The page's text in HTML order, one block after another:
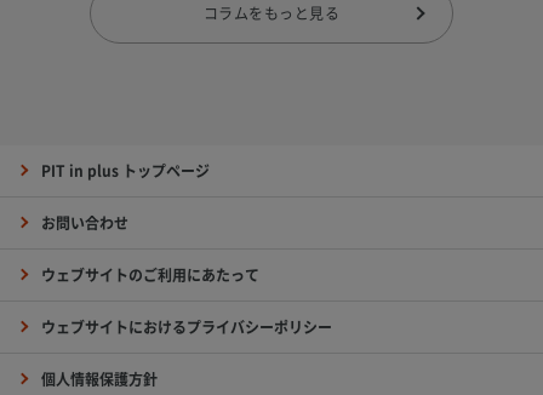
コラムをもっと見る
PIT in plus トップページ
お問い合わせ
ウェブサイトのご利用にあたって
ウェブサイトにおけるプライバシーポリシー
個人情報保護方針